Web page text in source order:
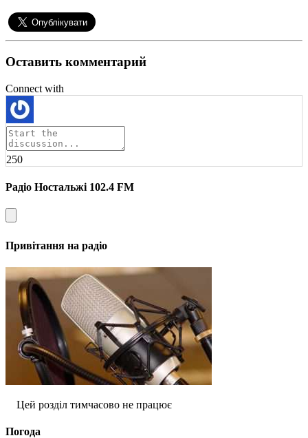
Оставить комментарий
Connect with
250
Радіо Ностальжі 102.4 FM
Привітання на радіо
Цей розділ тимчасово не працює
Погода